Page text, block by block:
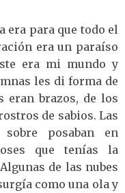
era para que todo el
era un paraíso
era mi mundo y
les di forma de
eran brazos, de los
de sabios. Las
posaban en
que tenías la
de las nubes
como una ola y